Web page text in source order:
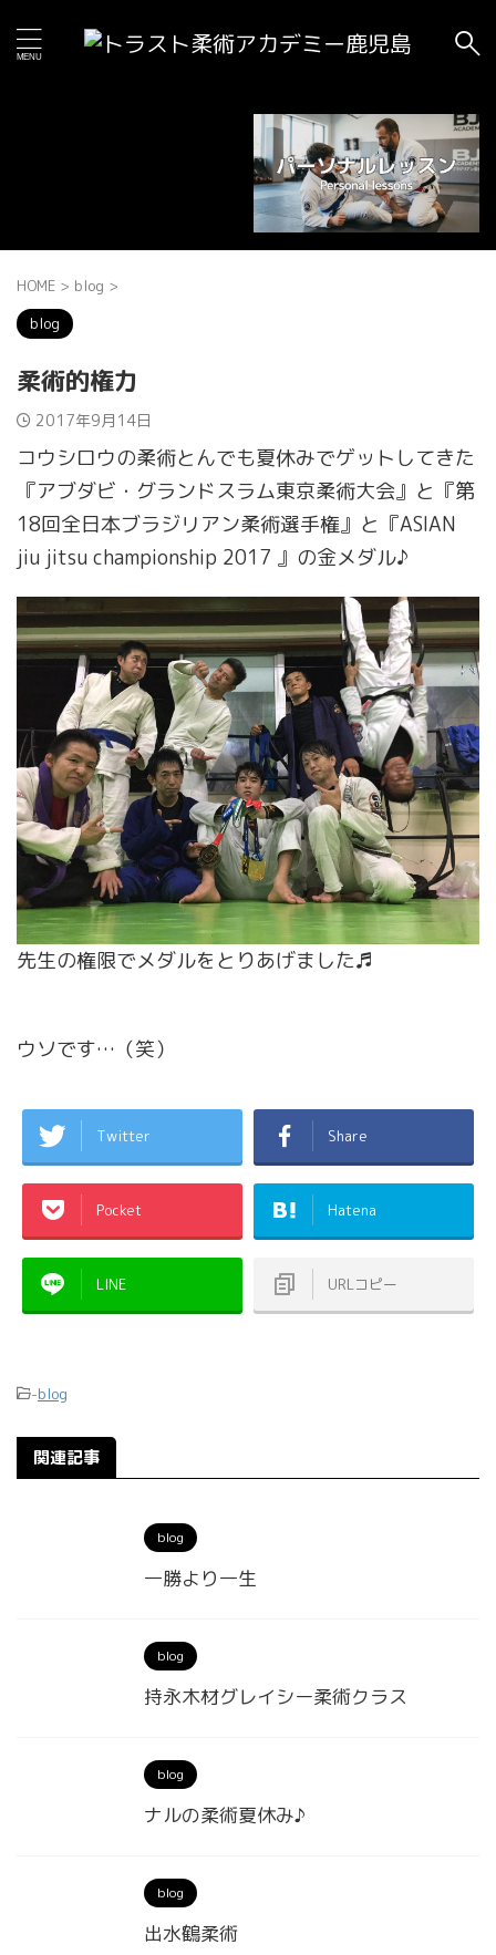
HOME > blog >
blog
柔術的権力
2017年9月14日
コウシロウの柔術とんでも夏休みでゲットしてきた
『アブダビ・グランドスラム東京柔術大会』と『第
18回全日本ブラジリアン柔術選手権』と『ASIAN
jiu jitsu championship 2017 』の金メダル♪
先生の権限でメダルをとりあげました♬
ウソです…（笑）
Twitter Share
Pocket Hatena
LINE URLコピー
-blog
関連記事
blog
一勝より一生
blog
持永木材グレイシー柔術クラス
blog
ナルの柔術夏休み♪
blog
出水鶴柔術